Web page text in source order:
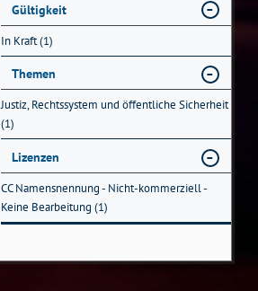
Gültigkeit
In Kraft (1)
Themen
Justiz, Rechtssystem und öffentliche Sicherheit
(1)
Lizenzen
CC Namensnennung - Nicht-kommerziell -
Keine Bearbeitung (1)